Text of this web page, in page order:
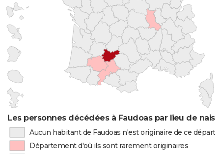
Les personnes décédées à Faudoas par lieu de
Aucun habitant de Faudoas n'est originaire de ce
Département d'où ils sont rarement originaires